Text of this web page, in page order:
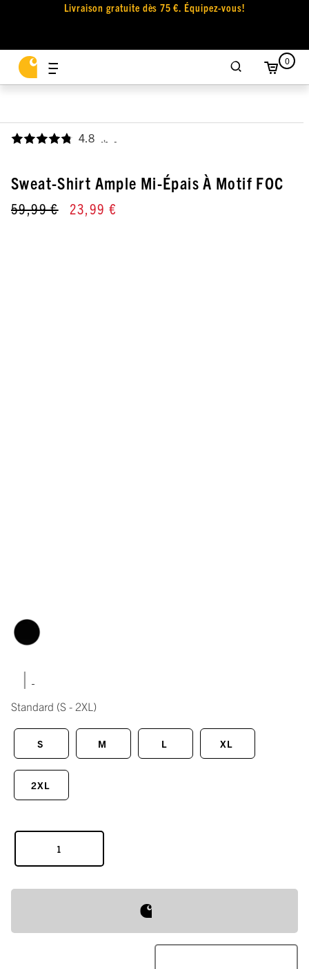
Livraison gratuite dès 75 €. Équipez-vous!
0
4.8 ,
Sweat-Shirt Ample Mi-Épais À Motif FOC
59,99 € 23,99 €
|
Standard (S - 2XL)
S M L XL
2XL